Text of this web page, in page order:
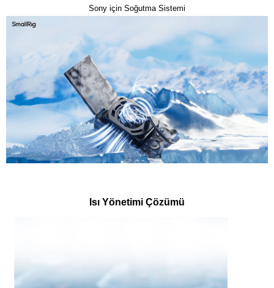
Sony için Soğutma Sistemi
Isı Yönetimi Çözümü